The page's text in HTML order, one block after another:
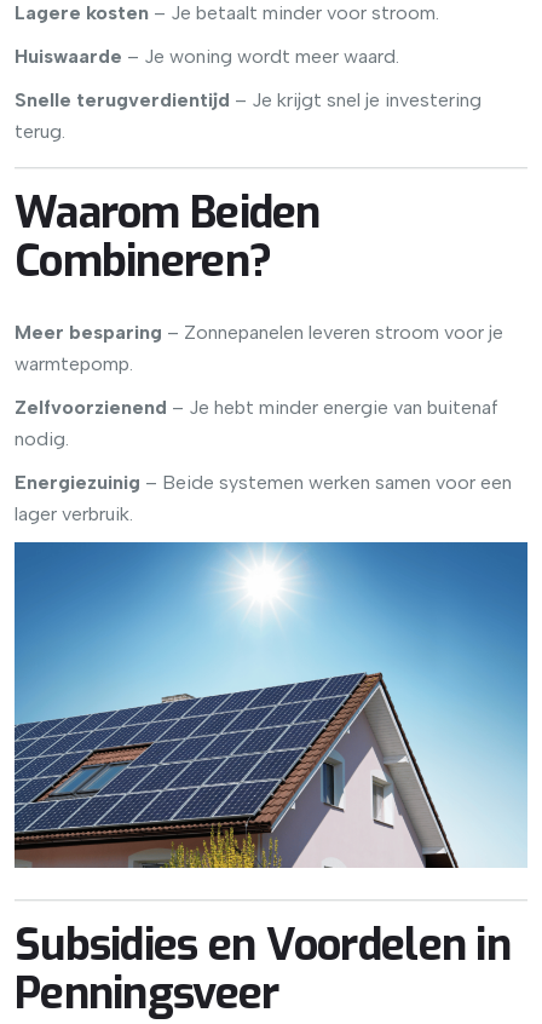
Lagere kosten – Je betaalt minder voor stroom.
Huiswaarde – Je woning wordt meer waard.
Snelle terugverdientijd – Je krijgt snel je investering
terug.
Waarom Beiden
Combineren?
Meer besparing – Zonnepanelen leveren stroom voor je
warmtepomp.
Zelfvoorzienend – Je hebt minder energie van buitenaf
nodig.
Energiezuinig – Beide systemen werken samen voor een
lager verbruik.
Subsidies en Voordelen in
Penningsveer